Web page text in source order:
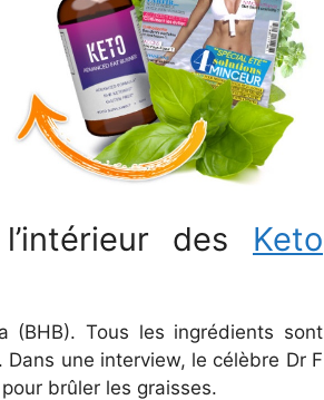
des Keto
(BHB). Tous les ingrédients sont
une interview, le célèbre Dr F
brûler les graisses.